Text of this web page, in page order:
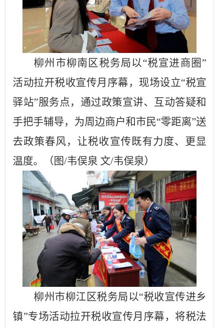
柳州市柳南区税务局以 “税宣进商圈”
活动拉开税收宣传月序幕 ，现场设立“税宣
驿站”服务点，通过政策宣讲、互动答疑和
手把手辅导，为周边商户和市民“零距离”送
去政策春风，让税收宣传既有力度、更显
温度。
（图/韦俣泉 文/韦俣泉）
柳州市柳江区税务局以“税收宣传进乡
镇”专场活动拉开税收宣传月序幕，将税法